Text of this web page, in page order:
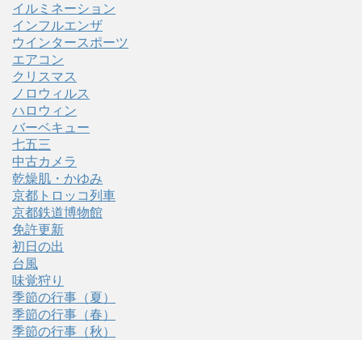
イルミネーション
インフルエンザ
ウインタースポーツ
エアコン
クリスマス
ノロウィルス
ハロウィン
バーベキュー
七五三
中古カメラ
乾燥肌・かゆみ
京都トロッコ列車
京都鉄道博物館
免許更新
初日の出
台風
味覚狩り
季節の行事（夏）
季節の行事（春）
季節の行事（秋）